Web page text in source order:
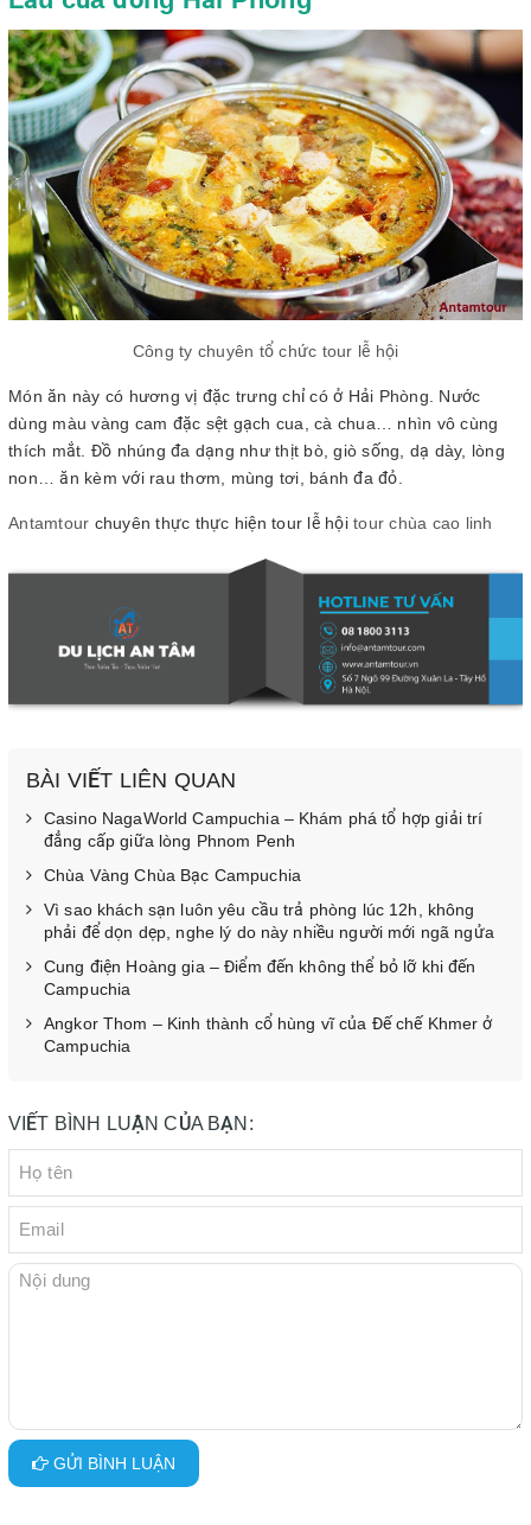
Công ty chuyên tổ chức tour lễ hội
Món ăn này có hương vị đặc trưng chỉ có ở Hải Phòng. Nước
dùng màu vàng cam đặc sệt gạch cua, cà chua… nhìn vô cùng
thích mắt. Đồ nhúng đa dạng như thịt bò, giò sống, dạ dày, lòng
non… ăn kèm với rau thơm, mùng tơi, bánh đa đỏ.
Antamtour chuyên thực thực hiện tour lễ hội tour chùa cao linh
BÀI VIẾT LIÊN QUAN
Casino NagaWorld Campuchia – Khám phá tổ hợp giải trí
đẳng cấp giữa lòng Phnom Penh
Chùa Vàng Chùa Bạc Campuchia
Vì sao khách sạn luôn yêu cầu trả phòng lúc 12h, không
phải để dọn dẹp, nghe lý do này nhiều người mới ngã ngửa
Cung điện Hoàng gia – Điểm đến không thể bỏ lỡ khi đến
Campuchia
Angkor Thom – Kinh thành cổ hùng vĩ của Đế chế Khmer ở
Campuchia
VIẾT BÌNH LUẬN CỦA BẠN:
GỬI BÌNH LUẬN